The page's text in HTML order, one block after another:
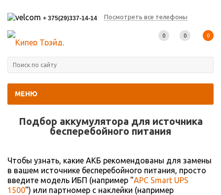
+ 375(29)337-14-14 Посмотреть все телефоны
МЕНЮ
0 0 0
Подбор аккумулятора для источника
беcперебойного питания
Чтобы узнать, какие АКБ рекомендованы для замены
в вашем источнике бесперебойного питания, просто
введите модель ИБП (например "APC Smart UPS
1500") или партномер с наклейки (например